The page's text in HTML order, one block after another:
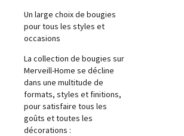
Un large choix de bougies
pour tous les styles et
occasions
La collection de bougies sur
Merveill-Home se décline
dans une multitude de
formats, styles et finitions,
pour satisfaire tous les
goûts et toutes les
décorations :